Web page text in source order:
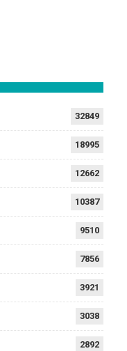
32849
18995
12662
10387
9510
7856
3921
3038
2892